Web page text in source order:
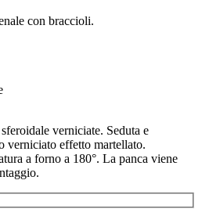
con braccioli.
verniciate. Seduta e
verniciato effetto martellato.
a forno a 180°. La panca viene